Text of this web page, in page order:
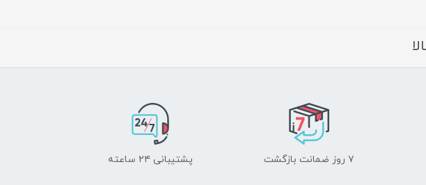
۷ روز ضمانت بازگشت پشتیبانی ۲۴ ساعته